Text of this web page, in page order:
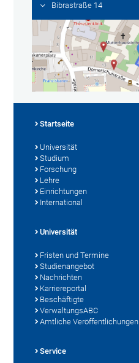
Bibrastraße 14
Startseite
Universität
Studium
Forschung
Lehre
Einrichtungen
International
Universität
Fristen und Termine
Studienangebot
Nachrichten
Karriereportal
Beschäftigte
VerwaltungsABC
Amtliche Veröffentlichungen
Service